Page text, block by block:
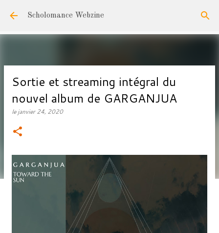
Accéder au contenu principal
Scholomance Webzine
Sortie et streaming intégral du
nouvel album de GARGANJUA
lejanvier 24, 2020